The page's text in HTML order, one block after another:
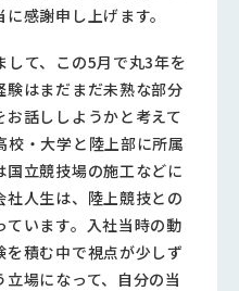
感謝申し上げます。
して、この5月で丸3年を
験はまだまだ未熟な部分
話ししようかと考えて
校・大学と陸上部に所属
国立競技場の施工などに
社人生は、陸上競技との
ています。入社当時の動
積む中で視点が少しず
場になって、自分の当